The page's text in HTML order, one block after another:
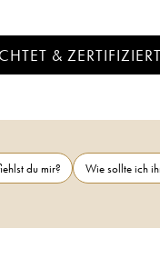
&
du mir? Wie sollte ich